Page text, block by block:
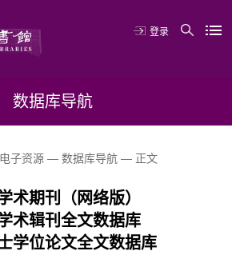
登录
数据库导航
电子资源 —数据库导航 — 正文
术期刊（网络版）
术辑刊全文数据库
学位论文全文数据库